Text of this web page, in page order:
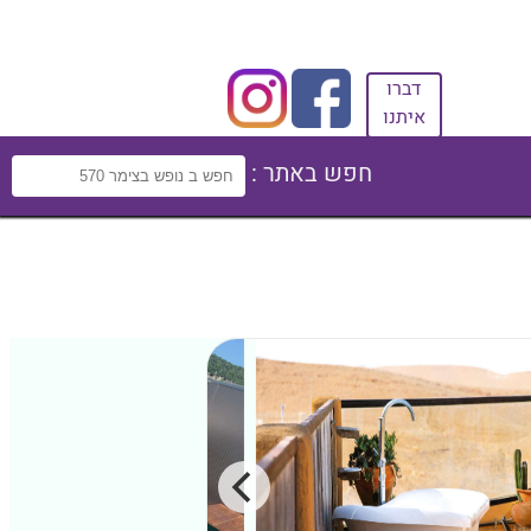
דברו
איתנו
חפש באתר :